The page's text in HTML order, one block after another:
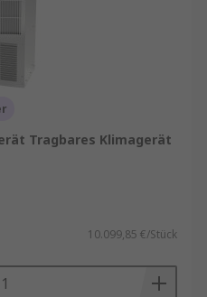
Tragbares Klimagerät
10.099,85 €/Stück